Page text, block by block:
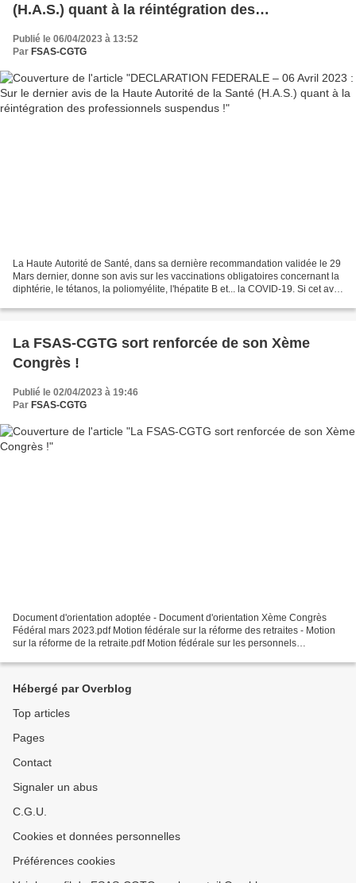
(H.A.S.) quant à la réintégration des
Publié le 06/04/2023 à 13:52
Par FSAS-CGTG
La Haute Autorité de Santé, dans sa dernière recommandation validée le 29
Mars dernier, donne son avis sur les vaccinations obligatoires concernant la
diphtérie, le tétanos, la poliomyélite, l'hépatite B et... la COVID-19. Si cet avis
La FSAS-CGTG sort renforcée de son Xème
Congrès !
Publié le 02/04/2023 à 19:46
Par FSAS-CGTG
Document d'orientation adoptée - Document d'orientation Xème Congrès
Fédéral mars 2023.pdf Motion fédérale sur la réforme des retraites - Motion
sur la réforme de la retraite.pdf Motion fédérale sur les personnels
Hébergé par Overblog
Top articles
Pages
Contact
Signaler un abus
C.G.U.
Cookies et données personnelles
Préférences cookies